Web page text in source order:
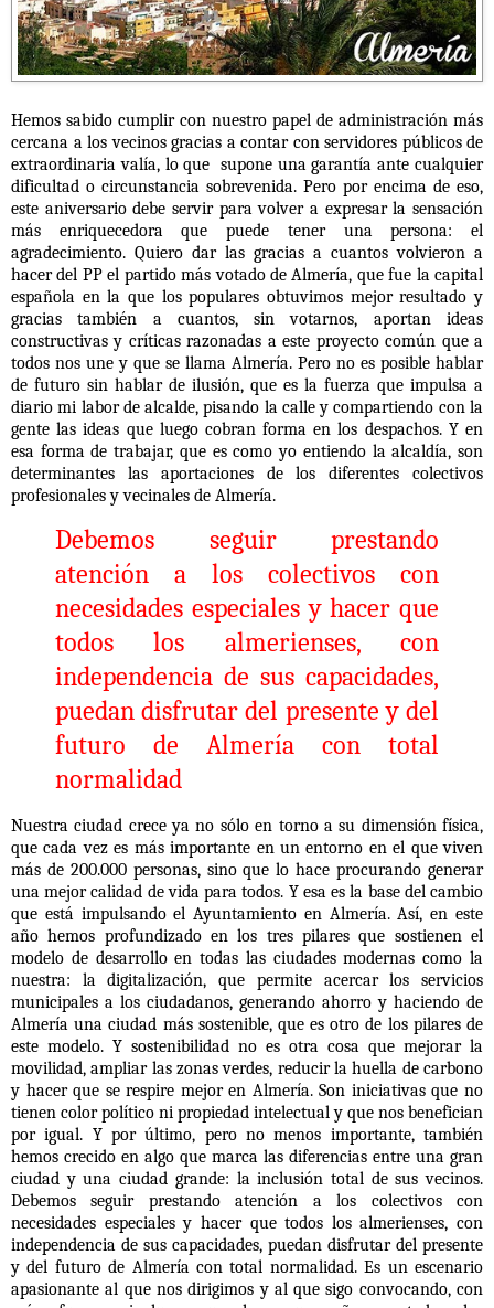
Hemos sabido cumplir con nuestro papel de administración más
cercana a los vecinos gracias a contar con servidores públicos de
extraordinaria valía, lo que supone una garantía ante cualquier
dificultad o circunstancia sobrevenida. Pero por encima de eso,
este aniversario debe servir para volver a expresar la sensación
más enriquecedora que puede tener una persona: el
agradecimiento. Quiero dar las gracias a cuantos volvieron a
hacer del PP el partido más votado de Almería, que fue la capital
española en la que los populares obtuvimos mejor resultado y
gracias también a cuantos, sin votarnos, aportan ideas
constructivas y críticas razonadas a este proyecto común que a
todos nos une y que se llama Almería. Pero no es posible hablar
de futuro sin hablar de ilusión, que es la fuerza que impulsa a
diario mi labor de alcalde, pisando la calle y compartiendo con la
gente las ideas que luego cobran forma en los despachos. Y en
esa forma de trabajar, que es como yo entiendo la alcaldía, son
determinantes las aportaciones de los diferentes colectivos
profesionales y vecinales de Almería.
Debemos seguir prestando
atención a los colectivos con
necesidades especiales y hacer que
todos los almerienses, con
independencia de sus capacidades,
puedan disfrutar del presente y del
futuro de Almería con total
normalidad
Nuestra ciudad crece ya no sólo en torno a su dimensión física,
que cada vez es más importante en un entorno en el que viven
más de 200.000 personas, sino que lo hace procurando generar
una mejor calidad de vida para todos. Y esa es la base del cambio
que está impulsando el Ayuntamiento en Almería. Así, en este
año hemos profundizado en los tres pilares que sostienen el
modelo de desarrollo en todas las ciudades modernas como la
nuestra: la digitalización, que permite acercar los servicios
municipales a los ciudadanos, generando ahorro y haciendo de
Almería una ciudad más sostenible, que es otro de los pilares de
este modelo. Y sostenibilidad no es otra cosa que mejorar la
movilidad, ampliar las zonas verdes, reducir la huella de carbono
y hacer que se respire mejor en Almería. Son iniciativas que no
tienen color político ni propiedad intelectual y que nos benefician
por igual. Y por último, pero no menos importante, también
hemos crecido en algo que marca las diferencias entre una gran
ciudad y una ciudad grande: la inclusión total de sus vecinos.
Debemos seguir prestando atención a los colectivos con
necesidades especiales y hacer que todos los almerienses, con
independencia de sus capacidades, puedan disfrutar del presente
y del futuro de Almería con total normalidad. Es un escenario
apasionante al que nos dirigimos y al que sigo convocando, con